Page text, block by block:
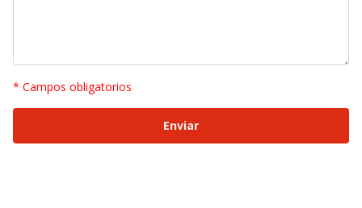
* Campos obligatorios